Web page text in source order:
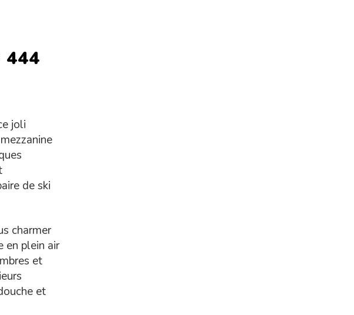
joli
de ski
charmer
en plein air
et
et